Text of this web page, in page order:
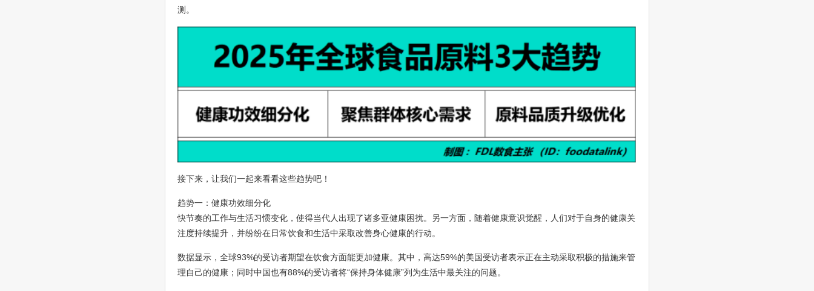
测。
接下来，让我们一起来看看这些趋势吧！
趋势一：健康功效细分化
快节奏的工作与生活习惯变化，使得当代人出现了诸多亚健康困扰。另一方面，随着健康意识觉醒，人们对于自身的健康关
注度持续提升，并纷纷在日常饮食和生活中采取改善身心健康的行动。
数据显示，全球93%的受访者期望在饮食方面能更加健康。其中，高达59%的美国受访者表示正在主动采取积极的措施来管
理自己的健康；同时中国也有88%的受访者将“保持身体健康”列为生活中最关注的问题。